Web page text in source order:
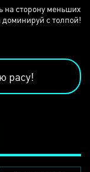
на сторону меньших
доминируй с толпой!
расу!